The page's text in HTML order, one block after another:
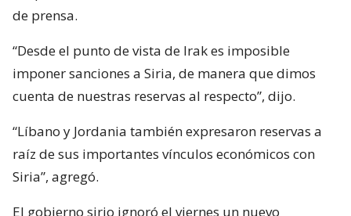
de prensa.
“Desde el punto de vista de Irak es imposible
imponer sanciones a Siria, de manera que dimos
cuenta de nuestras reservas al respecto”, dijo.
“Líbano y Jordania también expresaron reservas a
raíz de sus importantes vínculos económicos con
Siria”, agregó.
El gobierno sirio ignoró el viernes un nuevo